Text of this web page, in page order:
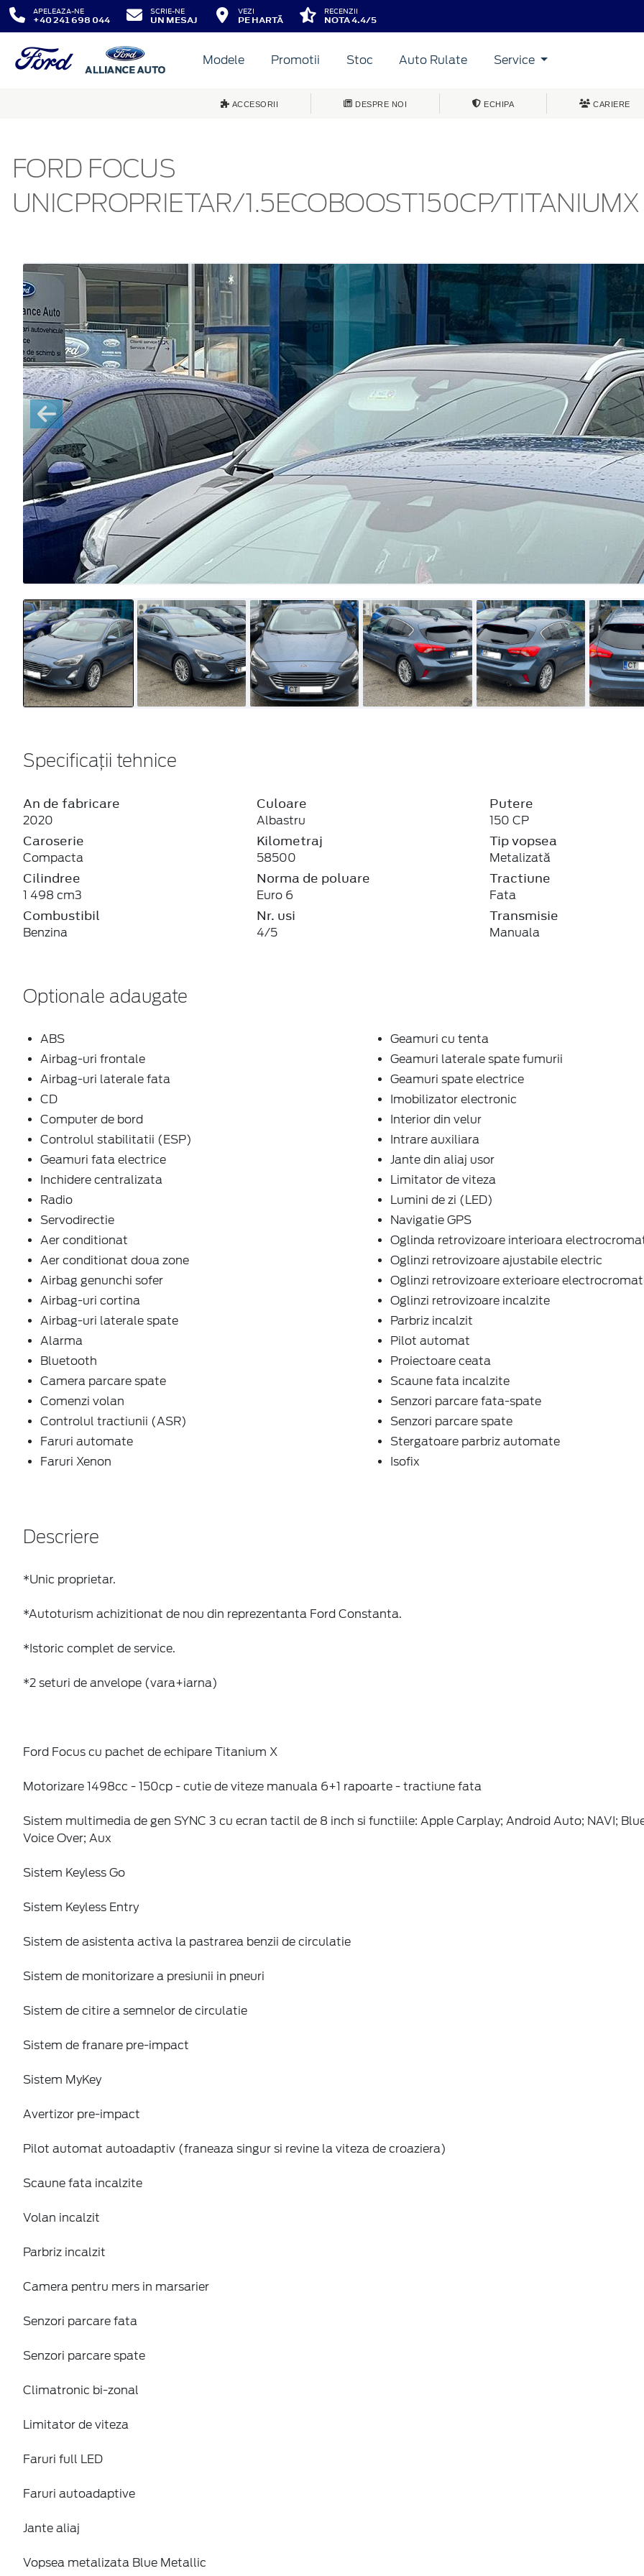
APELEAZA-NE
+40 241 698 044
SCRIE-NE
UN MESAJ
VEZI
PE HARTĂ
RECENZII
NOTA 4.4/5
Modele Promotii Stoc Auto Rulate Service
ACCESORII DESPRE NOI ECHIPA CARIERE
FORD FOCUS
UNICPROPRIETAR/1.5ECOBOOST150CP/TITANIUMX
Specificații tehnice
An de fabricare
2020
Caroserie
Compacta
Cilindree
1 498 cm3
Combustibil
Benzina
Culoare
Albastru
Kilometraj
58500
Norma de poluare
Euro 6
Nr. usi
4/5
Putere
150 CP
Tip vopsea
Metalizată
Tractiune
Fata
Transmisie
Manuala
Optionale adaugate
ABS
Airbag-uri frontale
Airbag-uri laterale fata
CD
Computer de bord
Controlul stabilitatii (ESP)
Geamuri fata electrice
Inchidere centralizata
Radio
Servodirectie
Aer conditionat
Aer conditionat doua zone
Airbag genunchi sofer
Airbag-uri cortina
Airbag-uri laterale spate
Alarma
Bluetooth
Camera parcare spate
Comenzi volan
Controlul tractiunii (ASR)
Faruri automate
Faruri Xenon
Geamuri cu tenta
Geamuri laterale spate fumurii
Geamuri spate electrice
Imobilizator electronic
Interior din velur
Intrare auxiliara
Jante din aliaj usor
Limitator de viteza
Lumini de zi (LED)
Navigatie GPS
Oglinda retrovizoare interioara
Oglinzi retrovizoare ajustabile electric
Oglinzi retrovizoare exterioare
Oglinzi retrovizoare incalzite
Parbriz incalzit
Pilot automat
Proiectoare ceata
Scaune fata incalzite
Senzori parcare fata-spate
Senzori parcare spate
Stergatoare parbriz automate
Isofix
Descriere
*Unic proprietar.
*Autoturism achizitionat de nou din reprezentanta Ford Constanta.
*Istoric complet de service.
*2 seturi de anvelope (vara+iarna)
Ford Focus cu pachet de echipare Titanium X
Motorizare 1498cc - 150cp - cutie de viteze manuala 6+1 rapoarte - tractiune fata
Sistem multimedia de gen SYNC 3 cu ecran tactil de 8 inch si functiile: Apple Carplay; Android Auto; NAVI;
Voice Over; Aux
Sistem Keyless Go
Sistem Keyless Entry
Sistem de asistenta activa la pastrarea benzii de circulatie
Sistem de monitorizare a presiunii in pneuri
Sistem de citire a semnelor de circulatie
Sistem de franare pre-impact
Sistem MyKey
Avertizor pre-impact
Pilot automat autoadaptiv (franeaza singur si revine la viteza de croaziera)
Scaune fata incalzite
Volan incalzit
Parbriz incalzit
Camera pentru mers in marsarier
Senzori parcare fata
Senzori parcare spate
Climatronic bi-zonal
Limitator de viteza
Faruri full LED
Faruri autoadaptive
Jante aliaj
Vopsea metalizata Blue Metallic